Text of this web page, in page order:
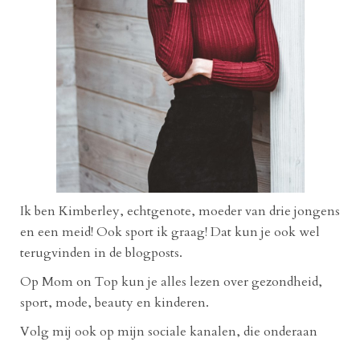
Ik ben Kimberley, echtgenote, moeder van drie jongens
en een meid! Ook sport ik graag! Dat kun je ook wel
terugvinden in de blogposts.
Op Mom on Top kun je alles lezen over gezondheid,
sport, mode, beauty en kinderen.
Volg mij ook op mijn sociale kanalen, die onderaan